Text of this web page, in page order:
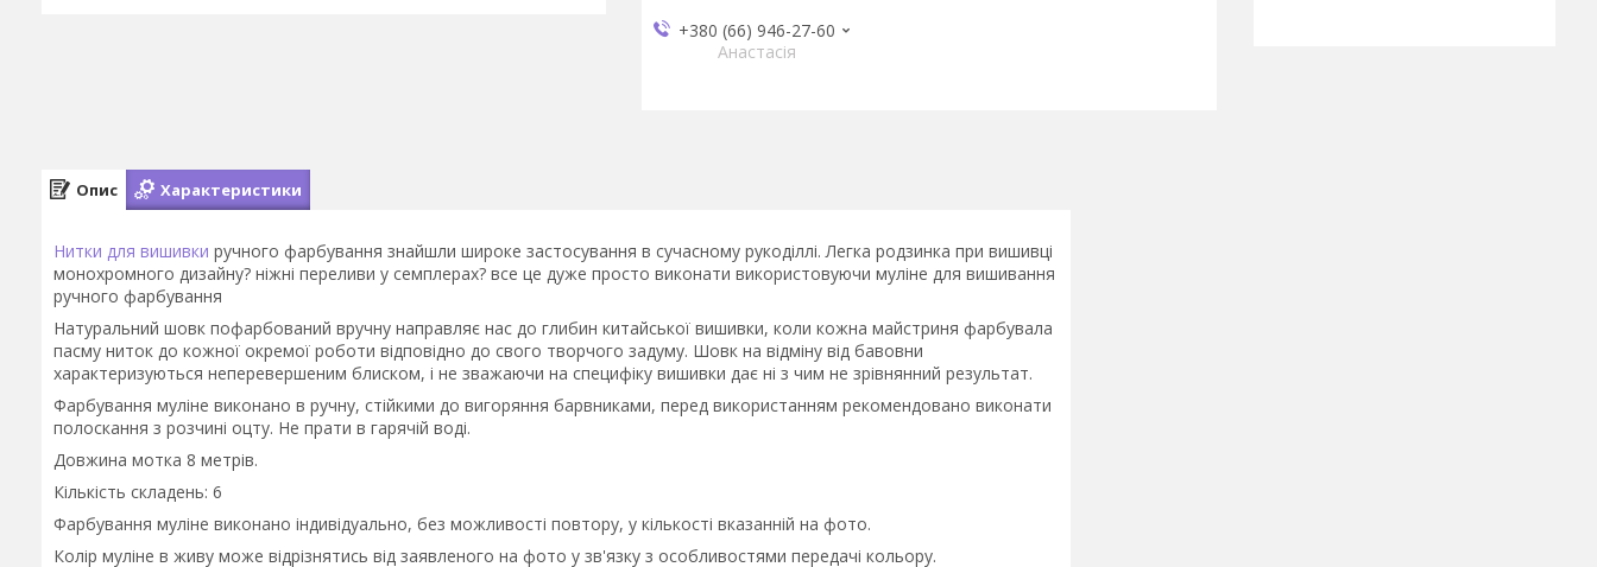
+380 (66) 946-27-60
Анастасія
Опис Характеристики
Нитки для вишивки ручного фарбування знайшли широке застосування в сучасному рукоділлі. Легка родзинка при вишивці
монохромного дизайну? ніжні переливи у семплерах? все це дуже просто виконати використовуючи муліне для вишивання
ручного фарбування
Натуральний шовк пофарбований вручну направляє нас до глибин китайської вишивки, коли кожна майстриня фарбувала
пасму ниток до кожної окремої роботи відповідно до свого творчого задуму. Шовк на відміну від бавовни
характеризуються неперевершеним блиском, і не зважаючи на специфіку вишивки дає ні з чим не зрівнянний результат.
Фарбування муліне виконано в ручну, стійкими до вигоряння барвниками, перед використанням рекомендовано виконати
полоскання з розчині оцту. Не прати в гарячій воді.
Довжина мотка 8 метрів.
Кількість складень: 6
Фарбування муліне виконано індивідуально, без можливості повтору, у кількості вказанній на фото.
Колір муліне в живу може відрізнятись від заявленого на фото у зв'язку з особливостями передачі кольору.